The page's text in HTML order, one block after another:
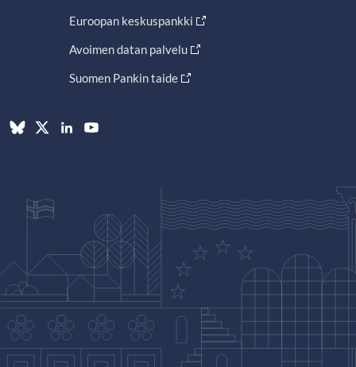
Euroopan keskuspankki
Avoimen datan palvelu
Suomen Pankin taide